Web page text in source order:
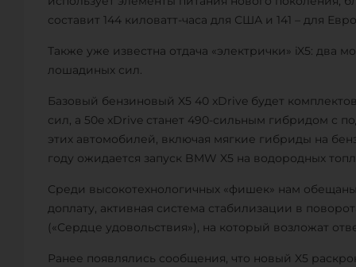
составит 144 киловатт-часа для США и 141 – для
Также уже известна отдача «электрички» iX5: два
лошадиных сил.
Базовый бензиновый X5 40 xDrive будет
сил, а 50e xDrive станет 490-сильным гибридом с
этих автомобилей, включая мягкие гибриды на
году ожидается запуск BMW X5 на водородных
Среди высокотехнологичных «фишек» нам
доплату, активная система стабилизации в
(«Сердце удовольствия»), на который возложат
Ранее появлялись сообщения, что новый X5